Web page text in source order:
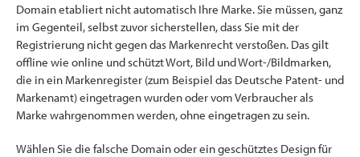
Domain etabliert nicht automatisch Ihre Marke. Sie müssen, ganz
im Gegenteil, selbst zuvor sicherstellen, dass Sie mit der
Registrierung nicht gegen das Markenrecht verstoßen. Das gilt
offline wie online und schützt Wort, Bild und Wort-/Bildmarken,
die in ein Markenregister (zum Beispiel das Deutsche Patent- und
Markenamt) eingetragen wurden oder vom Verbraucher als
Marke wahrgenommen werden, ohne eingetragen zu sein.
Wählen Sie die falsche Domain oder ein geschütztes Design für